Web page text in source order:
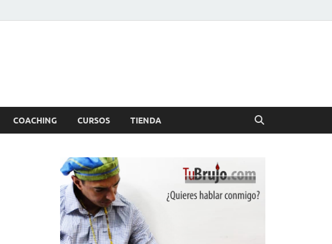
COACHING CURSOS TIENDA